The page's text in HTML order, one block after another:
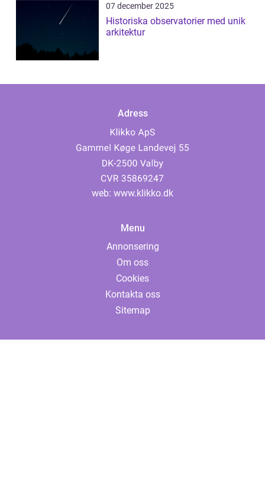
07 december 2025
Historiska observatorier med unik
arkitektur
Adress
web: www.klikko.dk
Menu
Annonsering
Om oss
Cookies
Kontakta oss
Sitemap